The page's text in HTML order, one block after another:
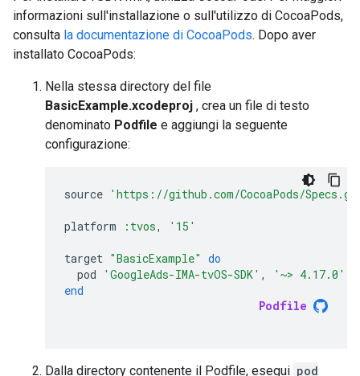
informazioni sull'installazione o sull'utilizzo di CocoaPods,
consulta la documentazione di CocoaPods. Dopo aver
installato CocoaPods:
Nella stessa directory del file
BasicExample.xcodeproj , crea un file di testo
denominato Podfile e aggiungi la seguente
configurazione:
source 'https://github.com/CocoaPods/
platform :tvos, '15'
target "BasicExample" do
pod
'GoogleAds-IMA-tvOS-SDK' ,
'~> 4.17.0'
end
Podfile
Dalla directory contenente il Podfile, esegui pod